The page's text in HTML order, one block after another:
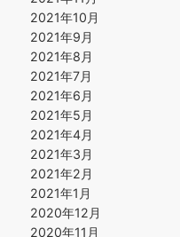
2021年10月
2021年9月
2021年8月
2021年7月
2021年6月
2021年5月
2021年4月
2021年3月
2021年2月
2021年1月
2020年12月
2020年11月